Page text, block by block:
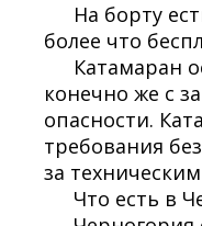
На борту
более что
Катамаран
конечно же с
опасности.
требования
за
Что есть в